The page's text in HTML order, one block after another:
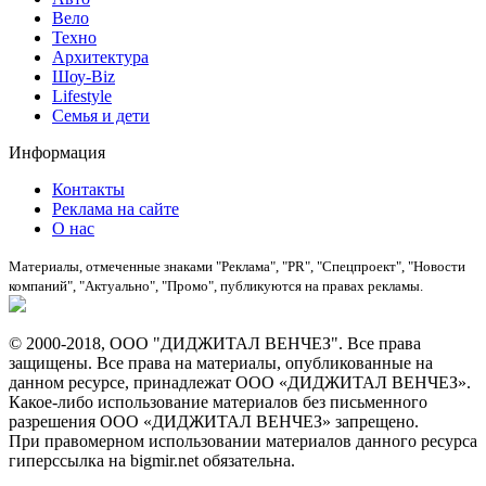
Вело
Техно
Архитектура
Шоу-Biz
Lifestyle
Семья и дети
Информация
Контакты
Реклама на сайте
О нас
Материалы, отмеченные знаками "Реклама", "PR", "Спецпроект", "Новости
компаний", "Актуально", "Промо", публикуются на правах рекламы.
© 2000-2018, ООО "ДИДЖИТАЛ ВЕНЧЕЗ". Все права
защищены. Все права на материалы, опубликованные на
данном ресурсе, принадлежат ООО «ДИДЖИТАЛ ВЕНЧЕЗ».
Какое-либо использование материалов без письменного
разрешения ООО «ДИДЖИТАЛ ВЕНЧЕЗ» запрещено.
При правомерном использовании материалов данного ресурса
гиперссылка на bigmir.net обязательна.